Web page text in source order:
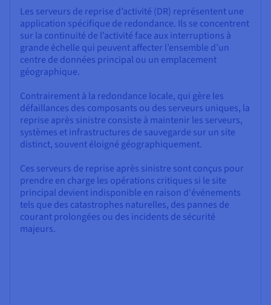
Les serveurs de reprise d’activité (DR) représentent une
application spécifique de redondance. Ils se concentrent
sur la continuité de l’activité face aux interruptions à
grande échelle qui peuvent affecter l’ensemble d’un
centre de données principal ou un emplacement
géographique.
Contrairement à la redondance locale, qui gère les
défaillances des composants ou des serveurs uniques, la
reprise après sinistre consiste à maintenir les serveurs,
systèmes et infrastructures de sauvegarde sur un site
distinct, souvent éloigné géographiquement.
Ces serveurs de reprise après sinistre sont conçus pour
prendre en charge les opérations critiques si le site
principal devient indisponible en raison d'événements
tels que des catastrophes naturelles, des pannes de
courant prolongées ou des incidents de sécurité
majeurs.